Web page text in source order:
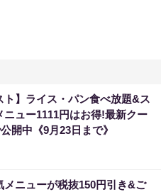
ト】ライス・パン食べ放題&ス
ニュー1111円はお得!最新クー
開中《9月23日まで》
メニューが税抜150円引き&ご